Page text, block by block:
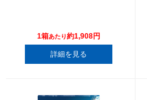
1箱あたり約1,908円
詳細を見る